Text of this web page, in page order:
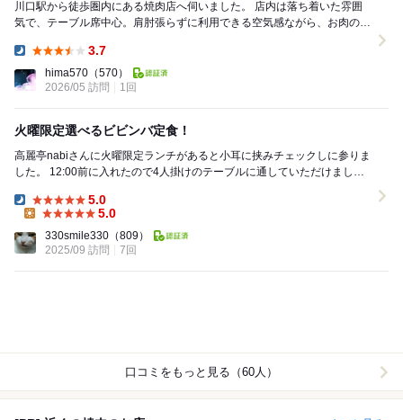
川口駅から徒歩圏内にある焼肉店へ伺いました。 店内は落ち着いた雰囲
気で、テーブル席中心。肩肘張らずに利用できる空気感ながら、お肉のク
3.7
hima570 （570）
2026/05 訪問
1回
火曜限定選べるビビンバ定食！
高麗亭nabiさんに火曜限定ランチがあると小耳に挟みチェックしに参りま
した。 12:00前に入れたので4人掛けのテーブルに通していただけまし
Dinner:
5.0
5.0
330smile330 （809）
2025/09 訪問
7回
口コミをもっと見る（60人）